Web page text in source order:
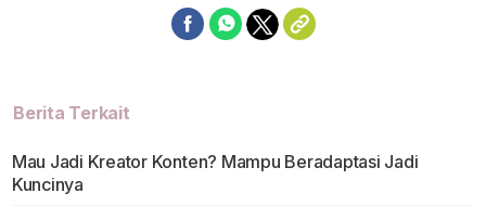
Berita Terkait
Mau Jadi Kreator Konten? Mampu Beradaptasi Jadi
Kuncinya